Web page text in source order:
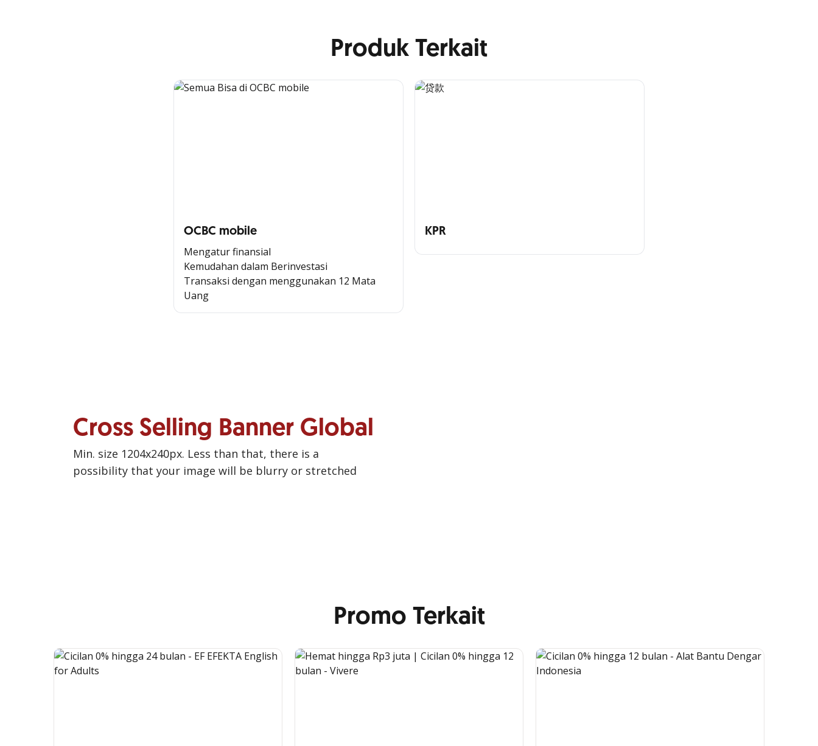
Produk Terkait
OCBC mobile
Mengatur finansial
Kemudahan dalam Berinvestasi
Transaksi dengan menggunakan 12 Mata
Uang
KPR
Cross Selling Banner Global
Min. size 1204x240px. Less than that, there is a
possibility that your image will be blurry or stretched
Promo Terkait